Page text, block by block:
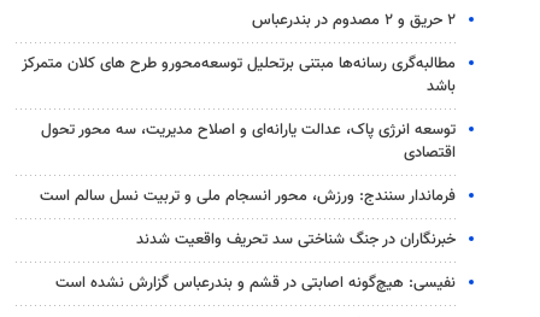
۲ حریق و ۲ مصدوم در بندرعباس
مطالبه‌گری رسانه‌ها مبتنی برتحلیل توسعه‌محورو طرح های کلان متمرکز
باشد
توسعه انرژی پاک، عدالت یارانه‌ای و اصلاح مدیریت، سه محور تحول
اقتصادی
فرماندار سنندج: ورزش، محور انسجام ملی و تربیت نسل سالم است
خبرنگاران در جنگ شناختی سد تحریف واقعیت شدند
نفیسی: هیچ‌گونه اصابتی در قشم و بندرعباس گزارش نشده است